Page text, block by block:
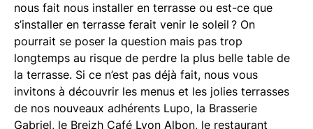
nous fait nous installer en terrasse ou est-ce que
s’installer en terrasse ferait venir le soleil ? On
pourrait se poser la question mais pas trop
longtemps au risque de perdre la plus belle table de
la terrasse. Si ce n’est pas déjà fait, nous vous
invitons à découvrir les menus et les jolies terrasses
de nos nouveaux adhérents Lupo, la Brasserie
Gabriel, le Breizh Café Lyon Albon, le restaurant